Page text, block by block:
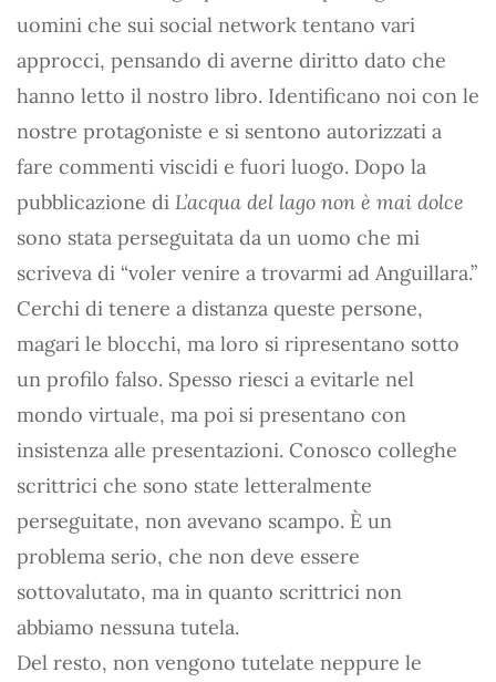
uomini che sui social network tentano vari
approcci, pensando di averne diritto dato che
hanno letto il nostro libro. Identificano noi con le
nostre protagoniste e si sentono autorizzati a
fare commenti viscidi e fuori luogo. Dopo la
pubblicazione di L’acqua del lago non è mai dolce
sono stata perseguitata da un uomo che mi
scriveva di “voler venire a trovarmi ad Anguillara.”
Cerchi di tenere a distanza queste persone,
magari le blocchi, ma loro si ripresentano sotto
un profilo falso. Spesso riesci a evitarle nel
mondo virtuale, ma poi si presentano con
insistenza alle presentazioni. Conosco colleghe
scrittrici che sono state letteralmente
perseguitate, non avevano scampo. È un
problema serio, che non deve essere
sottovalutato, ma in quanto scrittrici non
abbiamo nessuna tutela.
Del resto, non vengono tutelate neppure le